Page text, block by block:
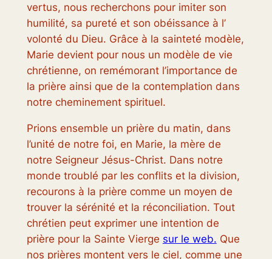
vertus, nous recherchons pour imiter son
humilité, sa pureté et son obéissance à l’
volonté du Dieu. Grâce à la sainteté modèle,
Marie devient pour nous un modèle de vie
chrétienne, on remémorant l’importance de
la prière ainsi que de la contemplation dans
notre cheminement spirituel.
Prions ensemble un prière du matin, dans
l’unité de notre foi, en Marie, la mère de
notre Seigneur Jésus-Christ. Dans notre
monde troublé par les conflits et la division,
recourons à la prière comme un moyen de
trouver la sérénité et la réconciliation. Tout
chrétien peut exprimer une intention de
prière pour la Sainte Vierge sur le web. Que
nos prières montent vers le ciel, comme une